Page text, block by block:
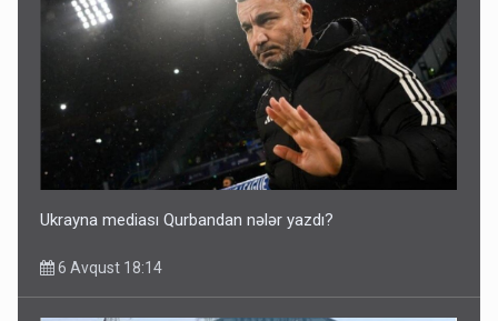
Ukrayna mediası Qurbandan nələr yazdı?
6 Avqust 18:14